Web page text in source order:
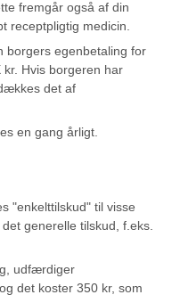
fremgår også af din
receptpligtig medicin.
borgers egenbetaling for
Hvis borgeren har
det af
en gang årligt.
"enkelttilskud" til visse
generelle tilskud, f.eks.
udfærdiger
det koster 350 kr, som